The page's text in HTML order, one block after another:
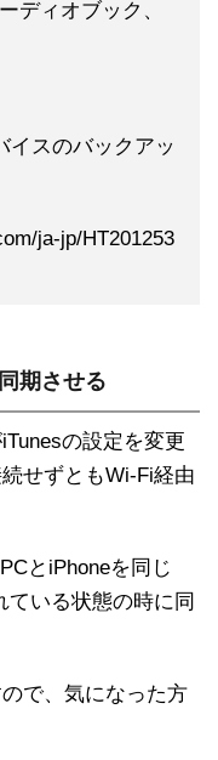
ディオブック、
イスのバックアッ
ja-jp/HT201253
期させる
の設定を変更
せずともWi-Fi経由
とiPhoneを同じ
ている状態の時に同
で、気になった方